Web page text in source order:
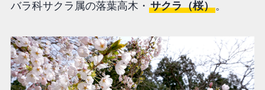
バラ科サクラ属の落葉高木・ サクラ（桜）。